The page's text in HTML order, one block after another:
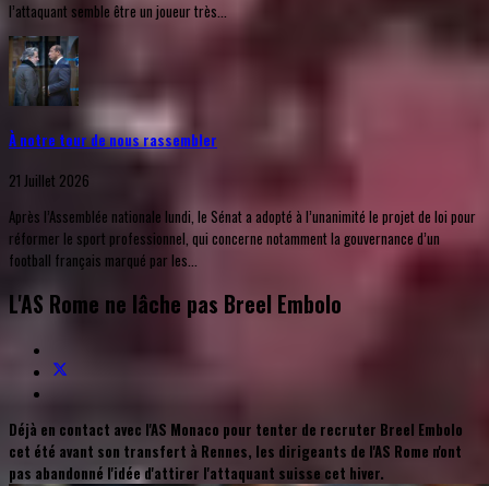
l’attaquant semble être un joueur très...
À notre tour de nous rassembler
21 Juillet 2026
Après l’Assemblée nationale lundi, le Sénat a adopté à l’unanimité le projet de loi pour
réformer le sport professionnel, qui concerne notamment la gouvernance d’un
football français marqué par les...
L'AS Rome ne lâche pas Breel Embolo
Déjà en contact avec l'AS Monaco pour tenter de recruter Breel Embolo
cet été avant son transfert à Rennes, les dirigeants de l'AS Rome n'ont
pas abandonné l'idée d'attirer l'attaquant suisse cet hiver.